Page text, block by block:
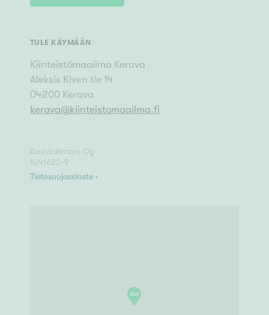
TULE KÄYMÄÄN
Kiinteistömaailma Kerava
Aleksis Kiven tie 14
04200 Kerava
kerava@kiinteistomaailma.fi
Asuntokerava Oy
1041622-9
Tietosuojaseloste ›